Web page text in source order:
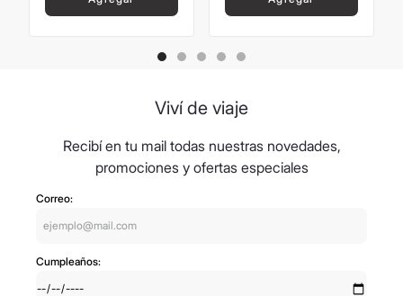
Viví de viaje
Recibí en tu mail todas nuestras novedades,
promociones y ofertas especiales
Correo:
Cumpleaños: